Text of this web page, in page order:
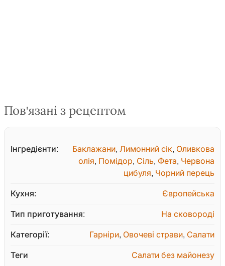
Пов'язані з рецептом
Інгредієнти: Баклажани, Лимонний сік, Оливкова
олія, Помідор, Сіль, Фета, Червона
цибуля, Чорний перець
Кухня: Європейська
Тип приготування: На сковороді
Категорії: Гарніри, Овочеві страви, Салати
Теги Салати без майонезу